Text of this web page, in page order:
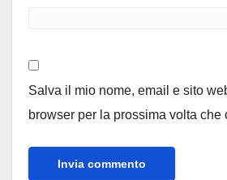
Salva il mio nome, email e sito
browser per la prossima volta che